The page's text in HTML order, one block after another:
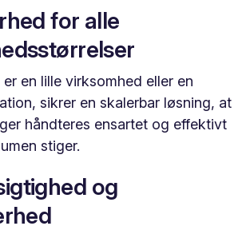
for alle
en lille virksomhed eller en
sikrer en skalerbar løsning, at
håndteres ensartet og effektivt
stiger.
og